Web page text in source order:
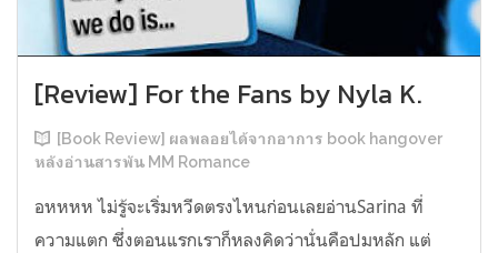
[Review] For the Fans by Nyla K.
[Book Review] ผลพลอยได้จากอาการ book hangover
หลังอ่านสารพัน MM Romance
อหหหห ไม่รู้จะเริ่มหวีดตรงไหนก่อนเลยอ่านSarina ที่
ความแตก ซึ่งตอนแรกเราก็หลงคิดว่านั่นคือปมหลัก แต่